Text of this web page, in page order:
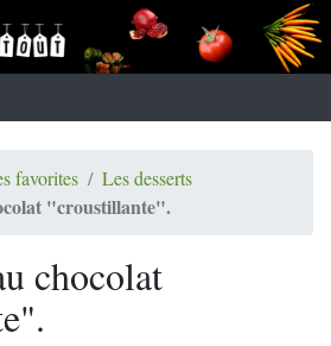
favorites Les desserts
"croustillante".
chocolat